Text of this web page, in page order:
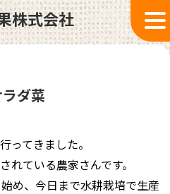
株式会社
ダ菜
ってきました。
れている農家さんです。
め、今日まで水耕栽培で生産